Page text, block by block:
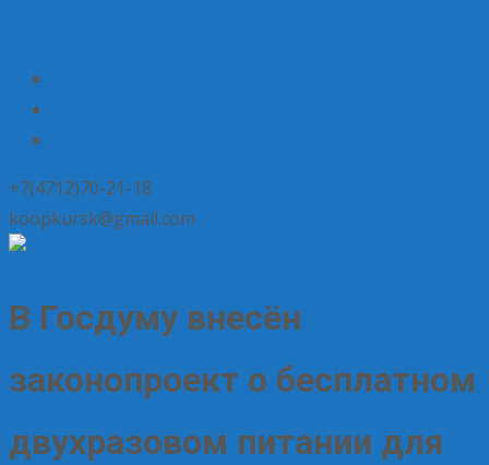
+7(4712)70-21-18
koopkursk@gmail.com
В Госдуму внесён
законопроект о бесплатном
двухразовом питании для